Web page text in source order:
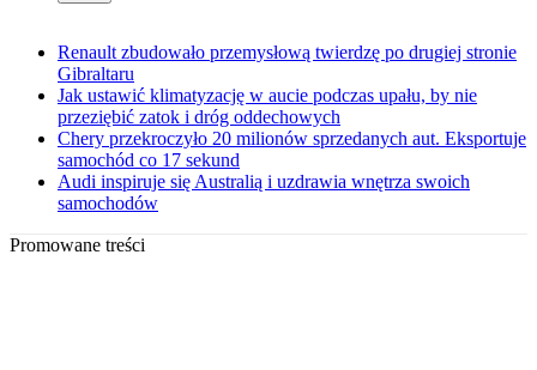
Renault zbudowało przemysłową twierdzę po drugiej stronie
Gibraltaru
Jak ustawić klimatyzację w aucie podczas upału, by nie
przeziębić zatok i dróg oddechowych
Chery przekroczyło 20 milionów sprzedanych aut. Eksportuje
samochód co 17 sekund
Audi inspiruje się Australią i uzdrawia wnętrza swoich
samochodów
Promowane treści